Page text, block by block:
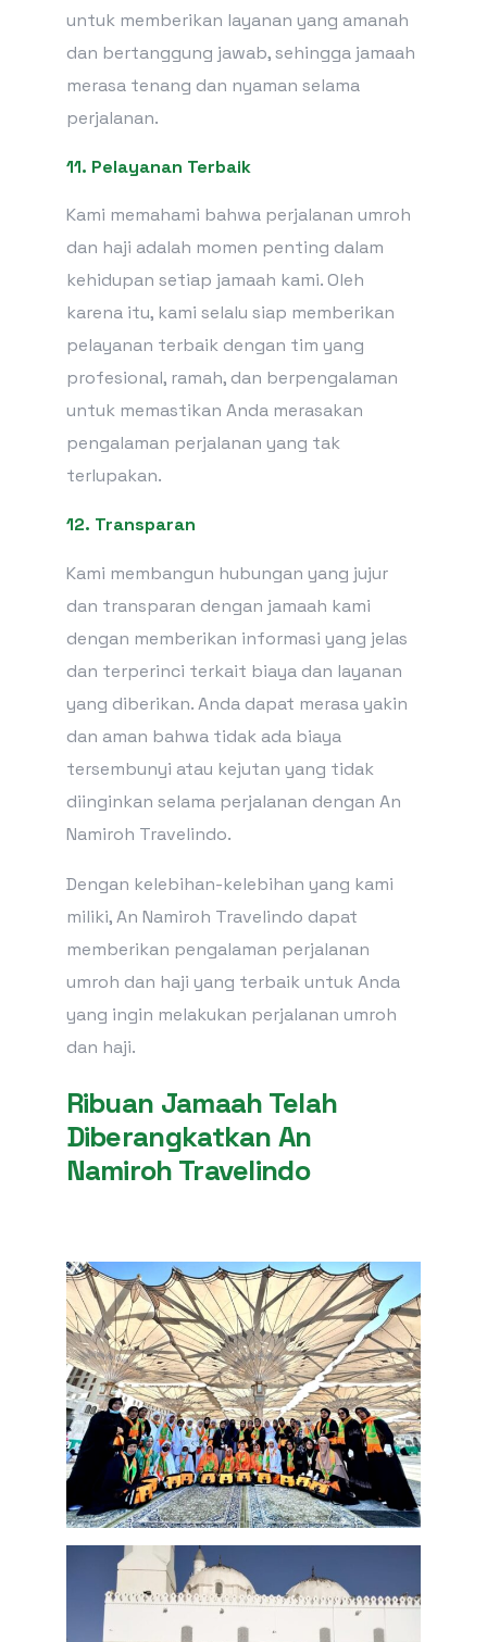
untuk memberikan layanan yang amanah
dan bertanggung jawab, sehingga jamaah
merasa tenang dan nyaman selama
perjalanan.
11. Pelayanan Terbaik
Kami memahami bahwa perjalanan umroh
dan haji adalah momen penting dalam
kehidupan setiap jamaah kami. Oleh
karena itu, kami selalu siap memberikan
pelayanan terbaik dengan tim yang
profesional, ramah, dan berpengalaman
untuk memastikan Anda merasakan
pengalaman perjalanan yang tak
terlupakan.
12. Transparan
Kami membangun hubungan yang jujur
dan transparan dengan jamaah kami
dengan memberikan informasi yang jelas
dan terperinci terkait biaya dan layanan
yang diberikan. Anda dapat merasa yakin
dan aman bahwa tidak ada biaya
tersembunyi atau kejutan yang tidak
diinginkan selama perjalanan dengan An
Namiroh Travelindo.
Dengan kelebihan-kelebihan yang kami
miliki, An Namiroh Travelindo dapat
memberikan pengalaman perjalanan
umroh dan haji yang terbaik untuk Anda
yang ingin melakukan perjalanan umroh
dan haji.
Ribuan Jamaah Telah
Diberangkatkan An
Namiroh Travelindo